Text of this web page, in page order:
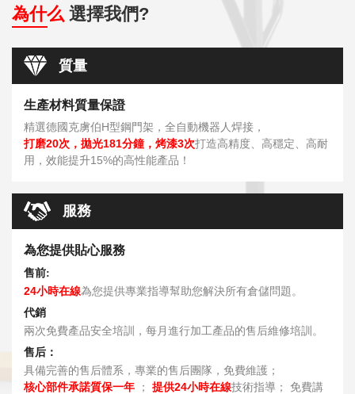
為什么 選擇我們?
質量
生產材料質量保證
精選德國克虜伯H型鋼門架，全自動機器人焊接，
打磨20次，拋光181分鐘，烤漆3次打造高精度、高穩定、高耐
用，效能提升15%的高性能產品！
服務
為您提供貼心服務
售前:
24小時在線為您提供專業指導幫助您解決所有倉儲問題。
代銷
兩次免費產品安全培訓，每月進行加工產品的售后維修培訓。
售后：
具備完善的售后體系，專業的售后團隊，免費維護；
核心部件承諾質保一年 ； 提供24小時在線技術指導； 免費講